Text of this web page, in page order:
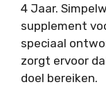
4 Jaar.
supplement
speciaal
zorgt ervoor
doel bereiken.